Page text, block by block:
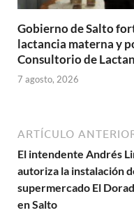
Gobierno de Salto
lactancia materna y
Consultorio de
7 agosto, 2026
ARTÍCULO
El intendente Andrés
autoriza la instalación
supermercado El
en Salto